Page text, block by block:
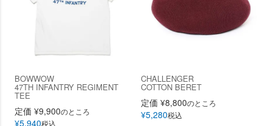
BOWWOW
47TH INFANTRY REGIMENT
TEE
定価 ¥9,900のところ
¥5,940税込
CHALLENGER
COTTON BERET
定価 ¥8,800のところ
¥5,280税込